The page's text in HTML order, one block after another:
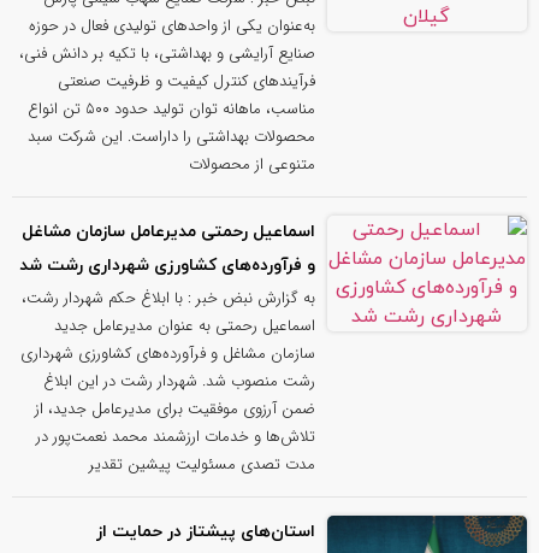
به‌عنوان یکی از واحدهای تولیدی فعال در حوزه
صنایع آرایشی و بهداشتی، با تکیه بر دانش فنی،
فرآیندهای کنترل کیفیت و ظرفیت صنعتی
مناسب، ماهانه توان تولید حدود ۵۰۰ تن انواع
محصولات بهداشتی را داراست. این شرکت سبد
متنوعی از محصولات
اسماعیل رحمتی مدیرعامل سازمان مشاغل
و فرآورده‌های کشاورزی شهرداری رشت شد
به گزارش نبض خبر : با ابلاغ حکم شهردار رشت،
اسماعیل رحمتی به عنوان مدیرعامل جدید
سازمان مشاغل و فرآورده‌های کشاورزی شهرداری
رشت منصوب شد. شهردار رشت در این ابلاغ
ضمن آرزوی موفقیت برای مدیرعامل جدید، از
تلاش‌ها و خدمات ارزشمند محمد نعمت‌پور در
مدت تصدی مسئولیت پیشین تقدیر
استان‌های پیشتاز در حمایت از